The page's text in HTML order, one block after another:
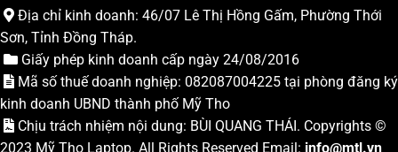
Địa chỉ kinh doanh: 46/07 Lê Thị Hồng Gấm, Phường Thới
Sơn, Tỉnh Đồng Tháp.
Giấy phép kinh doanh cấp ngày 24/08/2016
Mã số thuế doanh nghiệp: 082087004225 tại phòng đăng ký
kinh doanh UBND thành phố Mỹ Tho
Chịu trách nhiệm nội dung: BÙI QUANG THÁI. Copyrights ©
2023 Mỹ Tho Laptop. All Rights Reserved Email: info@mtl.vn